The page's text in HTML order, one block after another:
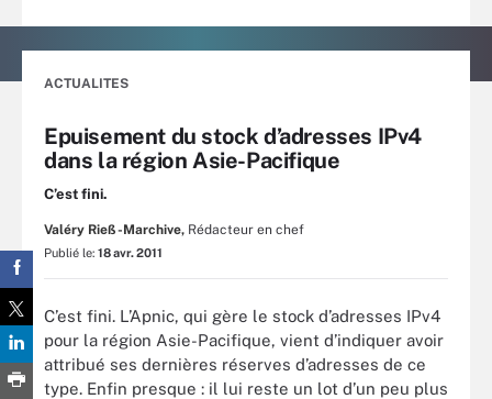
ACTUALITES
Epuisement du stock d’adresses IPv4
dans la région Asie-Pacifique
C’est fini.
Valéry Rieß-Marchive, Rédacteur en chef
Publié le: 18 avr. 2011
C’est fini. L’Apnic, qui gère le stock d’adresses IPv4
pour la région Asie-Pacifique, vient d’indiquer avoir
attribué ses dernières réserves d’adresses de ce
type. Enfin presque : il lui reste un lot d’un peu plus